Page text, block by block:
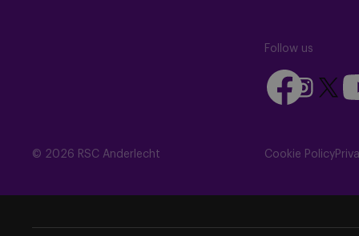
© 2026 RSC Anderlecht
Follow us
Follow
us
Follow
us
Follow
(Twitter)
us
Cookie Policy